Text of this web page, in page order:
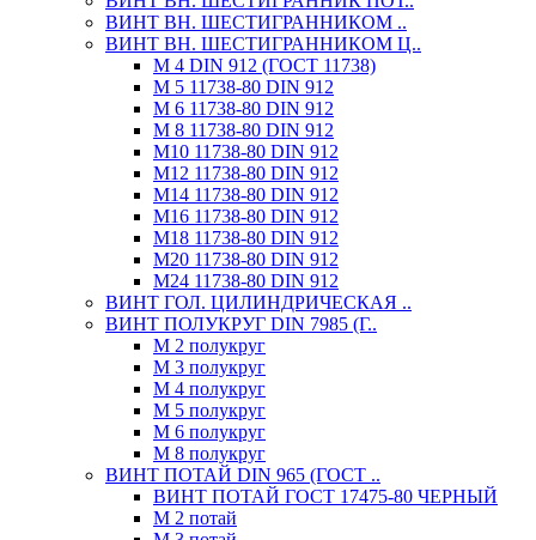
ВИНТ ВН. ШЕСТИГРАННИКОМ ..
ВИНТ ВН. ШЕСТИГРАННИКОМ Ц..
М 4 DIN 912 (ГОСТ 11738)
М 5 11738-80 DIN 912
М 6 11738-80 DIN 912
М 8 11738-80 DIN 912
М10 11738-80 DIN 912
М12 11738-80 DIN 912
М14 11738-80 DIN 912
М16 11738-80 DIN 912
М18 11738-80 DIN 912
М20 11738-80 DIN 912
М24 11738-80 DIN 912
ВИНТ ГОЛ. ЦИЛИНДРИЧЕСКАЯ ..
ВИНТ ПОЛУКРУГ DIN 7985 (Г..
М 2 полукруг
М 3 полукруг
М 4 полукруг
М 5 полукруг
М 6 полукруг
М 8 полукруг
ВИНТ ПОТАЙ DIN 965 (ГОСТ ..
ВИНТ ПОТАЙ ГОСТ 17475-80 ЧЕРНЫЙ
М 2 потай